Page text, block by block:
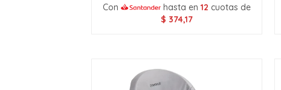
Con hasta en 12 cuotas de
$ 374,17